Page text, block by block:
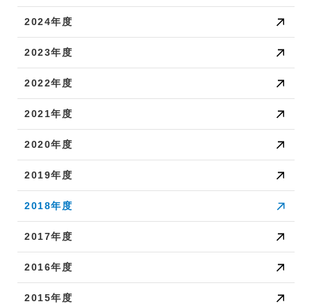
2024年度
2023年度
2022年度
2021年度
2020年度
2019年度
2018年度
2017年度
2016年度
2015年度